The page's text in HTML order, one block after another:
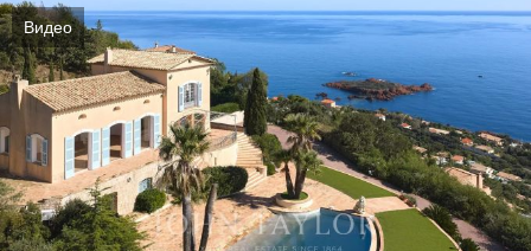
Видео